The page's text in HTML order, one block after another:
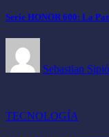
Serie HONOR 600: La
Sebastian
TECNOLOGÍA